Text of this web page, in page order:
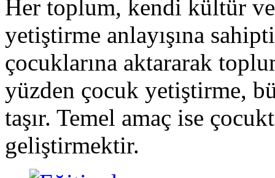
Her toplum, kendi kültür
yetiştirme anlayışına
çocuklarına aktararak
yüzden çocuk yetiştirme,
taşır. Temel amaç ise
geliştirmektir.